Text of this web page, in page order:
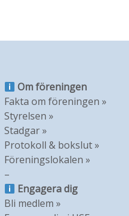
Om föreningen
Fakta om föreningen »
Styrelsen »
Stadgar »
Protokoll & bokslut »
Föreningslokalen »
–
Engagera dig
Bli medlem »